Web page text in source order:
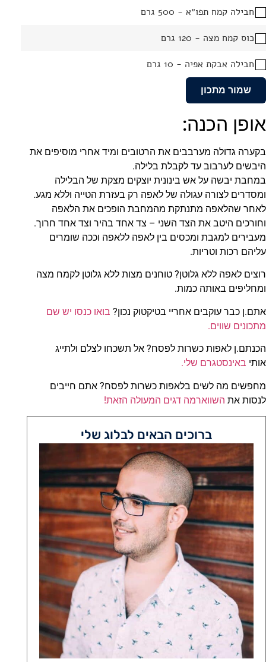
ברוכים הבאים לבלוג שלי
חבילה קמח תפו״א - 500 גרם
כוס קמח מצה - 120 גרם
חבילה אבקת אפיה - 10 גרם
שמור מתכון
אופן הכנה:
בקערה גדולה מערבבים את הרטובים ומיד אחרי מוסיפים את
היבשים לערבוב עד לקבלת בלילה.
במחבת יבשה על אש בינונית יוצקים מצקת של הבלילה
ומסדרים לצורה עגולה של לאפה רק בעזרת הטייה וללא מגע.
לאחר שהלאפה מתנתקת מהמחבת הופכים את הלאפה
וחורכים היטב את הצד השני – צד אחד בהיר וצד אחד חרוך.
מעבירים למגבת ומכסים בין לאפה ללאפה וככה שומרים
עליהם רכות וטריות.
רוצים לאפה ללא גלוטן? טוחנים מצות ללא גלוטן לקמח מצה
ומחליפים באותה כמות.
אתם.ן כבר עוקבים אחריי בטיקטוק נכון? בואו כנסו יש שם
מתכונים שווים.
הכנתם.ן לאפות כשרות לפסח? אל תשכחו לצלם ולתייג
אותי באינסטגרם שלי.
מחפשים מה לשים בלאפות כשרות לפסח? אתם חייבים
לנסות את השווארמה דגים המעולה הזאת!